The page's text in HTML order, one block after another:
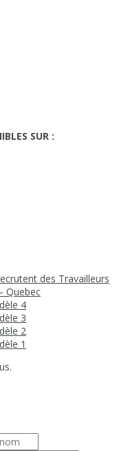
SUR :
des Travailleurs
Quebec
4
3
2
1